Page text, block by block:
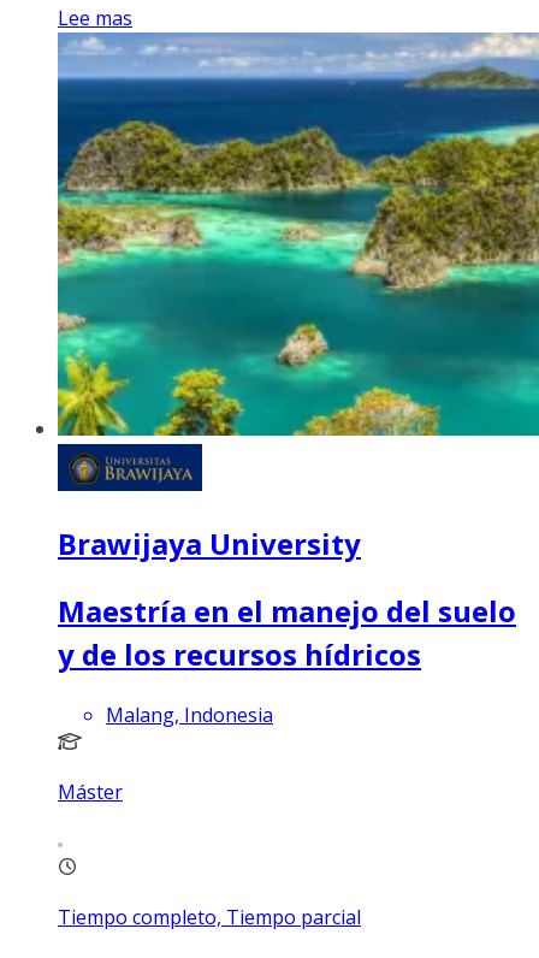
Lee mas
Brawijaya University
Maestría en el manejo del suelo
y de los recursos hídricos
Malang, Indonesia
Máster
Tiempo completo, Tiempo parcial